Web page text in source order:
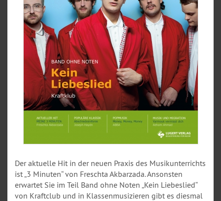
Der aktuelle Hit in der neuen Praxis des Musikunterrichts
ist „3 Minuten“ von Freschta Akbarzada. Ansonsten
erwartet Sie im Teil Band ohne Noten „Kein Liebeslied“
von Kraftclub und in Klassenmusizieren gibt es diesmal